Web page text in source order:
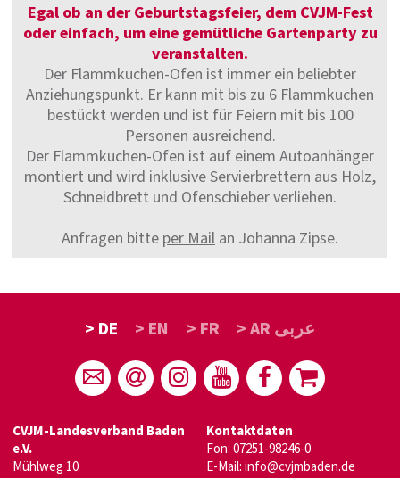
Egal ob an der Geburtstagsfeier, dem CVJM-Fest
oder einfach, um eine gemütliche Gartenparty zu
veranstalten.
Der Flammkuchen-Ofen ist immer ein beliebter
Anziehungspunkt. Er kann mit bis zu 6 Flammkuchen
bestückt werden und ist für Feiern mit bis 100
Personen ausreichend.
Der Flammkuchen-Ofen ist auf einem Autoanhänger
montiert und wird inklusive Servierbrettern aus Holz,
Schneidbrett und Ofenschieber verliehen.
Anfragen bitte per Mail an Johanna Zipse.
> DE > EN > FR > AR عربى
CVJM-Landesverband Baden
e.V.
Mühlweg 10
Kontaktdaten
Fon: 07251-98246-0
E-Mail:info@cvjmbaden.de